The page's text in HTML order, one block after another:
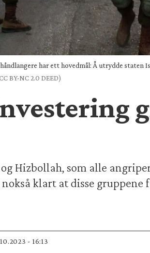
har ett hovedmål: Å utrydde staten
BY-NC 2.0 DEED)
Hizbollah, som alle
klart at disse gruppene
- 16:13